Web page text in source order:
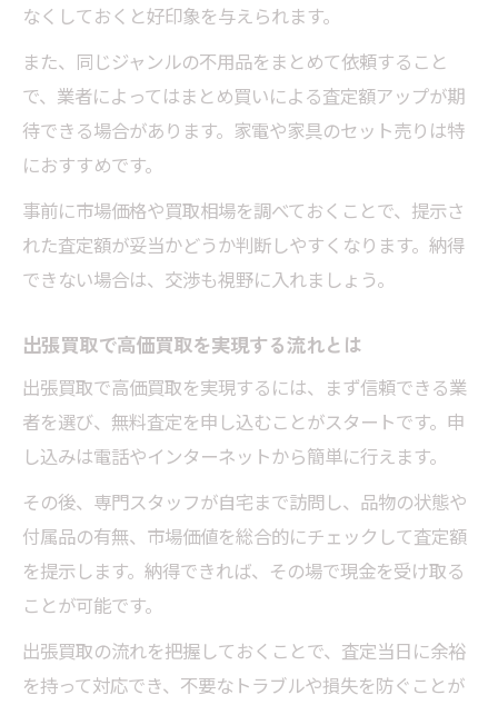
なくしておくと好印象を与えられます。
また、同じジャンルの不用品をまとめて依頼すること
で、業者によってはまとめ買いによる査定額アップが期
待できる場合があります。家電や家具のセット売りは特
におすすめです。
事前に市場価格や買取相場を調べておくことで、提示さ
れた査定額が妥当かどうか判断しやすくなります。納得
できない場合は、交渉も視野に入れましょう。
出張買取で高価買取を実現する流れとは
出張買取で高価買取を実現するには、まず信頼できる業
者を選び、無料査定を申し込むことがスタートです。申
し込みは電話やインターネットから簡単に行えます。
その後、専門スタッフが自宅まで訪問し、品物の状態や
付属品の有無、市場価値を総合的にチェックして査定額
を提示します。納得できれば、その場で現金を受け取る
ことが可能です。
出張買取の流れを把握しておくことで、査定当日に余裕
を持って対応でき、不要なトラブルや損失を防ぐことが